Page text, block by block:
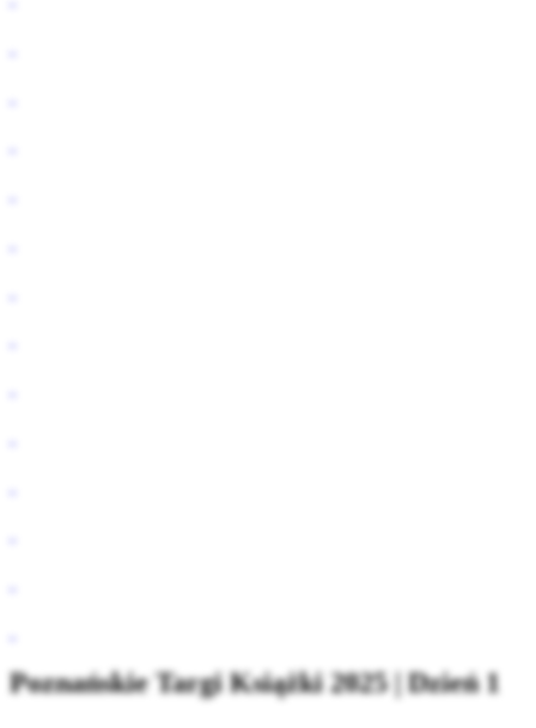
Poznańskie Targi Książki 2025 | Dzień 1